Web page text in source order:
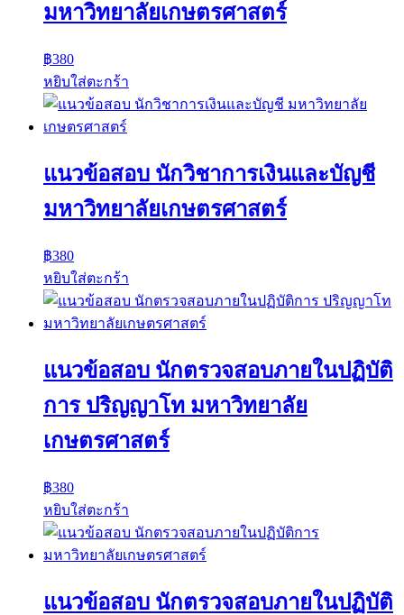
มหาวิทยาลัยเกษตรศาสตร์
฿380
หยิบใส่ตะกร้า
แนวข้อสอบ นักวิชาการเงินและบัญชี
มหาวิทยาลัยเกษตรศาสตร์
฿380
หยิบใส่ตะกร้า
แนวข้อสอบ นักตรวจสอบภายในปฏิบัติ
การ ปริญญาโท มหาวิทยาลัย
เกษตรศาสตร์
฿380
หยิบใส่ตะกร้า
แนวข้อสอบ นักตรวจสอบภายในปฏิบัติ